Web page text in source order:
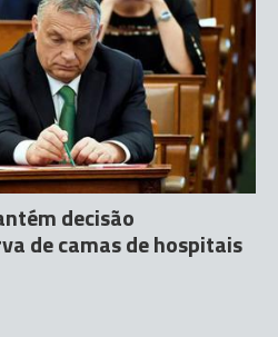
decisão
de camas de hospitais